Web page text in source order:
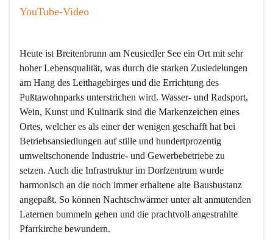
YouTube-Video
Heute ist Breitenbrunn am Neusiedler See ein Ort mit sehr
hoher Lebensqualität, was durch die starken Zusiedelungen
am Hang des Leithagebirges und die Errichtung des
Pußtawohnparks unterstrichen wird. Wasser- und Radsport,
Wein, Kunst und Kulinarik sind die Markenzeichen eines
Ortes, welcher es als einer der wenigen geschafft hat bei
Betriebsansiedlungen auf stille und hundertprozentig
umweltschonende Industrie- und Gewerbebetriebe zu
setzen. Auch die Infrastruktur im Dorfzentrum wurde
harmonisch an die noch immer erhaltene alte Bausbustanz
angepaßt. So können Nachtschwärmer unter alt anmutenden
Laternen bummeln gehen und die prachtvoll angestrahlte
Pfarrkirche bewundern.